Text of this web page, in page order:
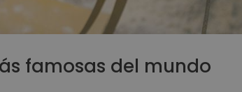
famosas del mundo